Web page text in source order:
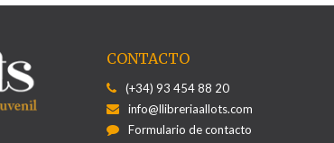
CONTACTO
(+34) 93 454 88 20
info@llibreriaallots.com
Formulario de contacto